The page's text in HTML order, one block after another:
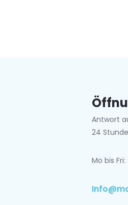
Antwort
24
Mo bis